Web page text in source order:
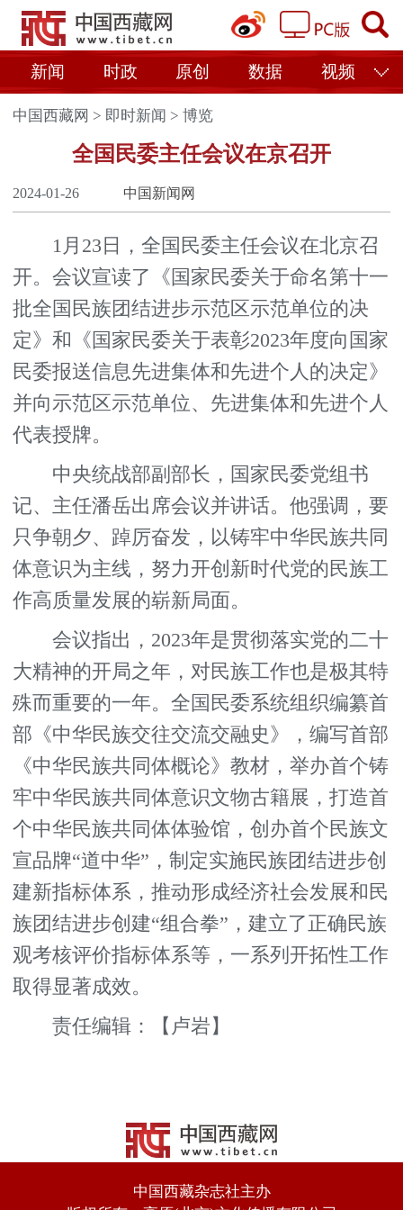
新闻 时政 原创 数据 视频
中国西藏网 > 即时新闻 >博览
全国民委主任会议在京召开
2024-01-26 中国新闻网
1月23日，全国民委主任会议在北京召
开。会议宣读了《国家民委关于命名第十一
批全国民族团结进步示范区示范单位的决
定》和《国家民委关于表彰2023年度向国家
民委报送信息先进集体和先进个人的决定》
并向示范区示范单位、先进集体和先进个人
代表授牌。
中央统战部副部长，国家民委党组书
记、主任潘岳出席会议并讲话。他强调，要
只争朝夕、踔厉奋发，以铸牢中华民族共同
体意识为主线，努力开创新时代党的民族工
作高质量发展的崭新局面。
会议指出，2023年是贯彻落实党的二十
大精神的开局之年，对民族工作也是极其特
殊而重要的一年。全国民委系统组织编纂首
部《中华民族交往交流交融史》，编写首部
《中华民族共同体概论》教材，举办首个铸
牢中华民族共同体意识文物古籍展，打造首
个中华民族共同体体验馆，创办首个民族文
宣品牌“道中华”，制定实施民族团结进步创
建新指标体系，推动形成经济社会发展和民
族团结进步创建“组合拳”，建立了正确民族
观考核评价指标体系等，一系列开拓性工作
取得显著成效。
责任编辑：【卢岩】
中国西藏杂志社主办